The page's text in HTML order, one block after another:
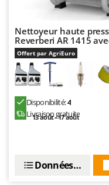
Troy-Bilt
U
Udor
Unger
V
Vesco
Waldner
Nettoyeur haute
Reverberi AR 1415
Offert par AgriEuro
Disponibilité:4
Livraison gratuite
13 août - 17 août
Données